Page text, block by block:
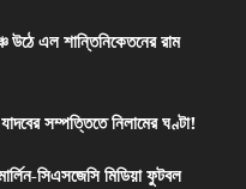
উঠে এল শান্তিনিকেতনের রাম
সম্পত্তিতে নিলামের ঘণ্টা!
সিএসজেসি মিডিয়া ফুটবল